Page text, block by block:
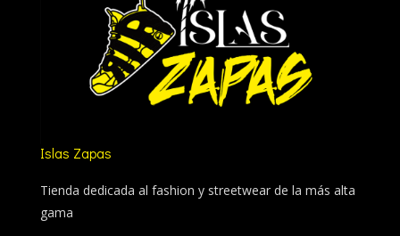
Islas Zapas
Tienda dedicada al fashion y streetwear de la más alta
gama